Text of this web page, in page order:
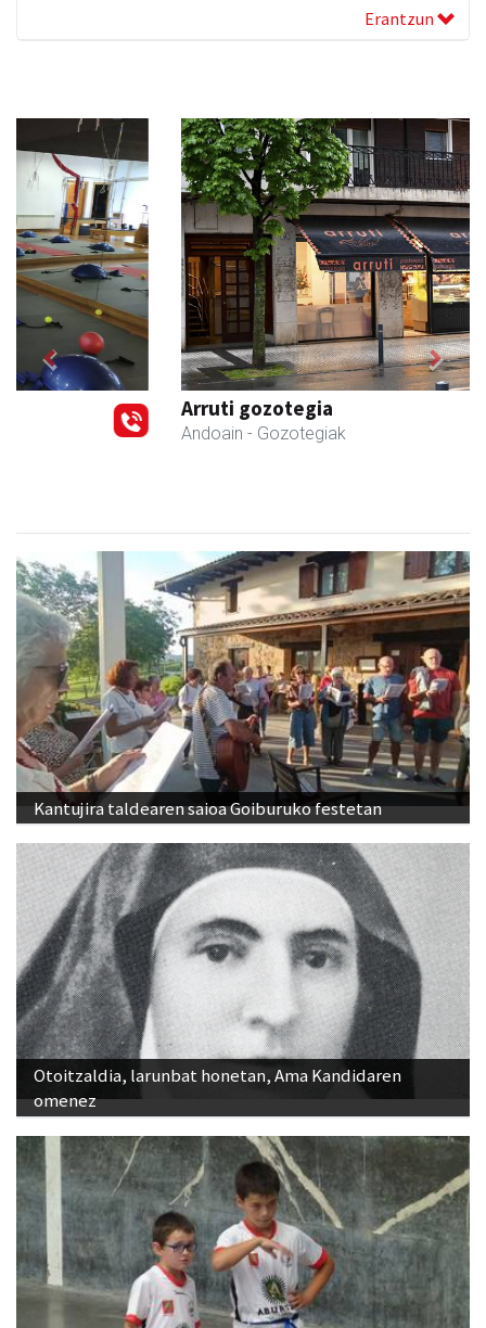
Erantzun
Arruti gozotegia
- Gozotegiak
Previous Next
Kantujira taldearen saioa Goiburuko festetan
Otoitzaldia, larunbat honetan, Ama Kandidaren
omenez